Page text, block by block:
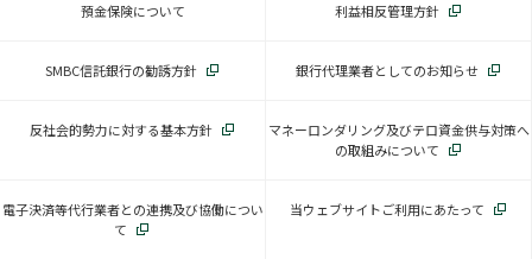
預金保険について 利益相反管理方針
SMBC信託銀行の勧誘方針 銀行代理業者としてのお知らせ
反社会的勢力に対する基本方針
マネーロンダリング及びテロ資金供与対策へ
の取組みについて
電子決済等代行業者との連携及び協働につい
て
当ウェブサイトご利用にあたって